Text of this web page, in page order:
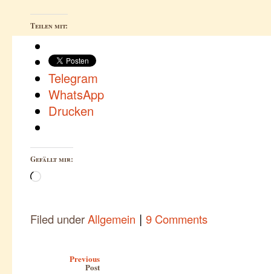
Teilen mit:
Telegram
WhatsApp
Drucken
Gefällt mir:
Wird
Filed underAllgemein | 9 Comments
Previous
Post